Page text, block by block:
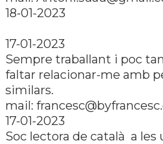
18-01-2023
17-01-2023
Sempre traballant i poc
faltar relacionar-me amb
similars.
mail:
17-01-2023
Soc lectora de català a